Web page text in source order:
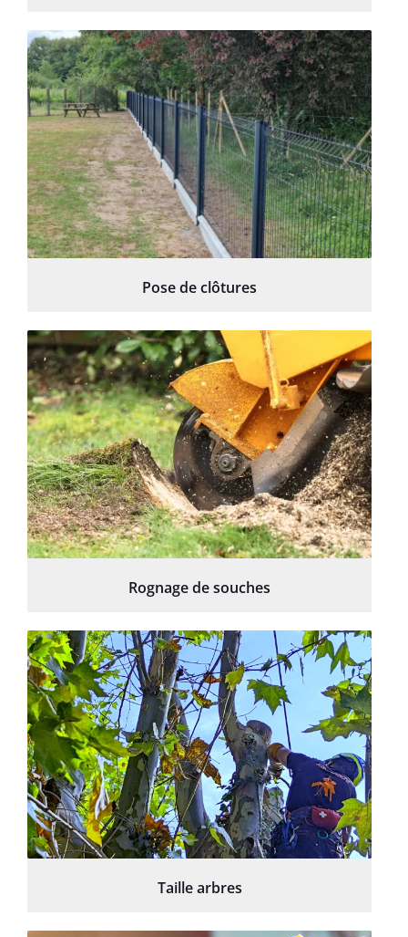
Pose de clôtures
Rognage de souches
Taille arbres